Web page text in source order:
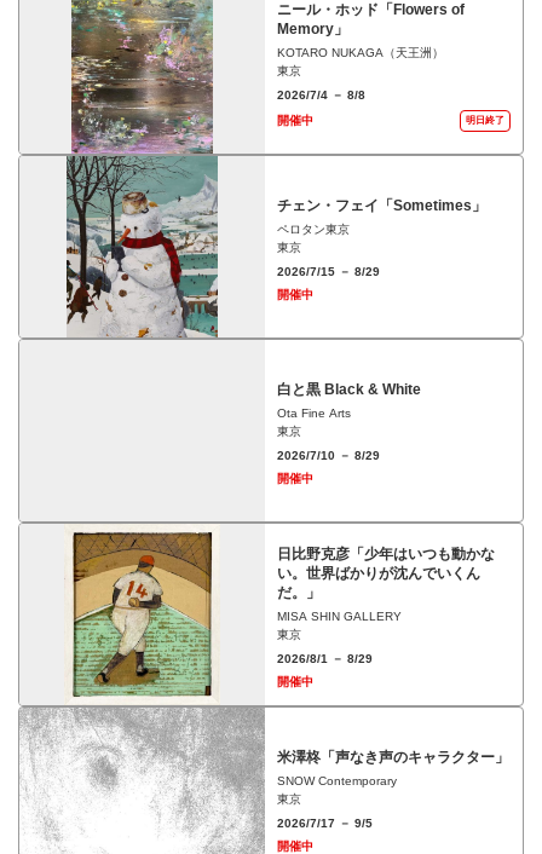
ニール・ホッド「Flowers of
Memory」
KOTARO NUKAGA（天王洲）
東京
2026/7/4 － 8/8
開催中
明日終了
チェン・フェイ「Sometimes」
ペロタン東京
東京
2026/7/15 － 8/29
開催中
白と黒 Black & White
Ota Fine Arts
東京
2026/7/10 － 8/29
開催中
日比野克彦「少年はいつも動かな
い。世界ばかりが沈んでいくん
だ。」
MISA SHIN GALLERY
東京
2026/8/1 － 8/29
開催中
米澤柊「声なき声のキャラクター」
SNOW Contemporary
東京
2026/7/17 － 9/5
開催中